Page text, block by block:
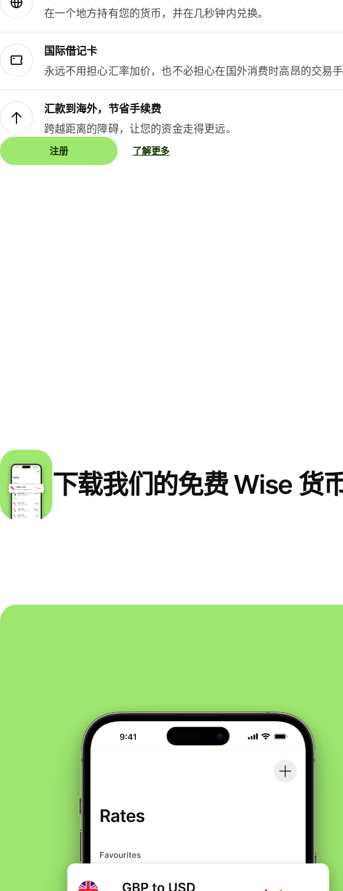
在一个地方持有您的货币，并在几秒钟内兑换。
国际借记卡
永远不用担心汇率加价，也不必担心在国外消费时高昂的交易手
汇款到海外，节省手续费
跨越距离的障碍，让您的资金走得更远。
注册 了解更多
下载我们的免费 Wise 货